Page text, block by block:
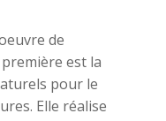
de
est la
pour le
Elle réalise